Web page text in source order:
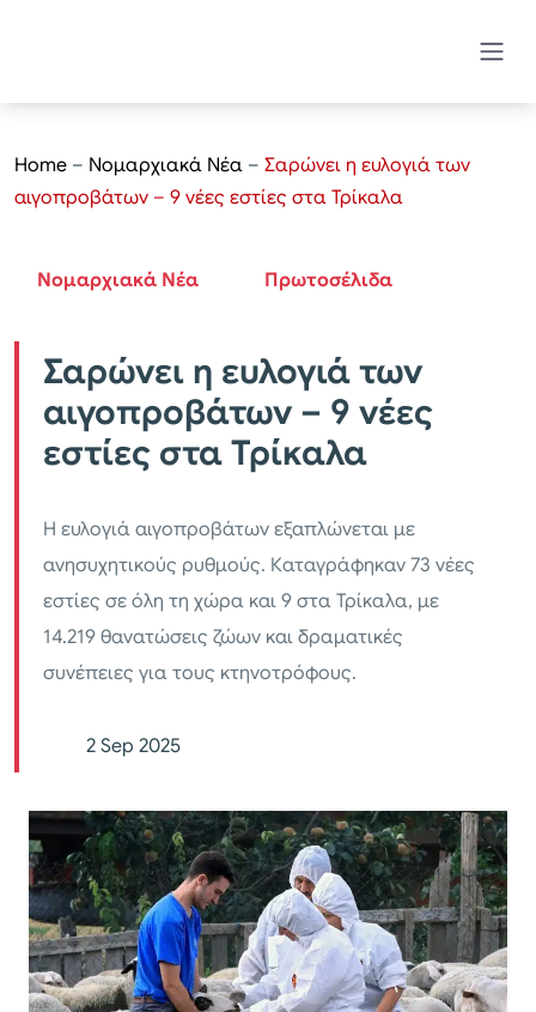
Home – Νομαρχιακά Νέα – Σαρώνει η ευλογιά των
αιγοπροβάτων – 9 νέες εστίες στα Τρίκαλα
Νομαρχιακά Νέα Πρωτοσέλιδα
Σαρώνει η ευλογιά των
αιγοπροβάτων – 9 νέες
εστίες στα Τρίκαλα
Η ευλογιά αιγοπροβάτων εξαπλώνεται με
ανησυχητικούς ρυθμούς. Καταγράφηκαν 73 νέες
εστίες σε όλη τη χώρα και 9 στα Τρίκαλα, με
14.219 θανατώσεις ζώων και δραματικές
συνέπειες για τους κτηνοτρόφους.
2 Sep 2025